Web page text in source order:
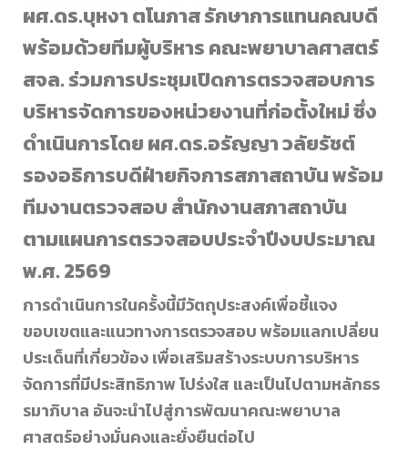
ผศ.ดร.บุหงา ตโนภาส รักษาการแทนคณบดี
พร้อมด้วยทีมผู้บริหาร คณะพยาบาลศาสตร์
สจล. ร่วมการประชุมเปิดการตรวจสอบการ
บริหารจัดการของหน่วยงานที่ก่อตั้งใหม่ ซึ่ง
ดำเนินการโดย ผศ.ดร.อรัญญา วลัยรัชต์
รองอธิการบดีฝ่ายกิจการสภาสถาบัน พร้อม
ทีมงานตรวจสอบ สำนักงานสภาสถาบัน
ตามแผนการตรวจสอบประจำปีงบประมาณ
พ.ศ. 2569
การดำเนินการในครั้งนี้มีวัตถุประสงค์เพื่อชี้แจง
ขอบเขตและแนวทางการตรวจสอบ พร้อมแลกเปลี่ยน
ประเด็นที่เกี่ยวข้อง เพื่อเสริมสร้างระบบการบริหาร
จัดการที่มีประสิทธิภาพ โปร่งใส และเป็นไปตามหลักธร
รมาภิบาล อันจะนำไปสู่การพัฒนาคณะพยาบาล
ศาสตร์อย่างมั่นคงและยั่งยืนต่อไป